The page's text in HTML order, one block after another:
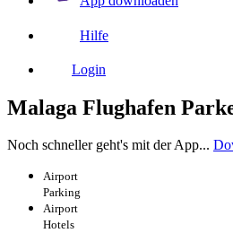
Hilfe
Login
Malaga Flughafen
Noch schneller geht's mit der App...
Airport
Parking
Airport
Hotels